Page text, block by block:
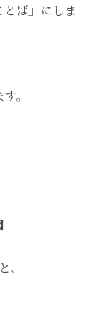
とば」にしま
。